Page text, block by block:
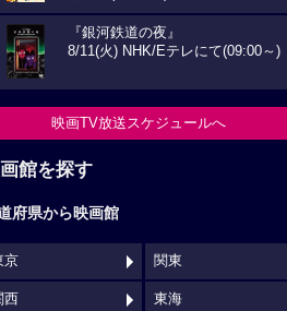
『銀河鉄道の夜』
8/11(火) NHK/Eテレにて(09:00～)
映画TV放送スケジュールへ
館を探す
府県から映画館
京 関東
西 東海